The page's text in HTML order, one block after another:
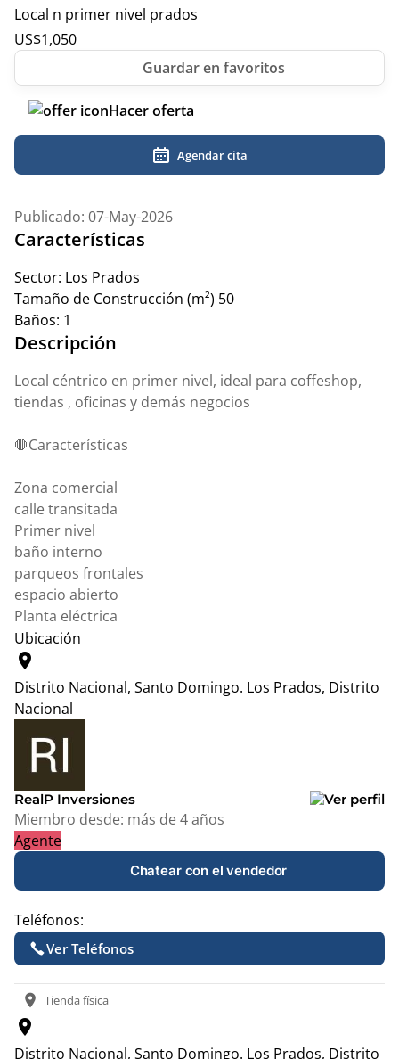
Local n primer nivel prados
US$1,050
Hacer oferta
Agendar cita
Publicado: 07-May-2026
Características
Sector: Los Prados
Tamaño de Construcción (m²) 50
Baños: 1
Descripción
Local céntrico en primer nivel, ideal para coffeshop,
tiendas , oficinas y demás negocios
🛑Características
Zona comercial
calle transitada
Primer nivel
baño interno
parqueos frontales
espacio abierto
Planta eléctrica
Ubicación
location_on
Distrito Nacional, Santo Domingo. Los Prados, Distrito
Nacional
+
−
RealP Inversiones
Miembro desde: más de 4 años
Agente
Chatear con el vendedor
Teléfonos:
Ver Teléfonos
location_on Tienda física
location_on
Distrito Nacional, Santo Domingo. Los Prados, Distrito